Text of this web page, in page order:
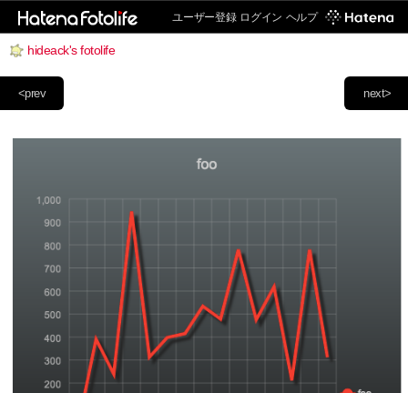
ユーザー登録 ログイン ヘルプ
hideack's fotolife
next>
<prev